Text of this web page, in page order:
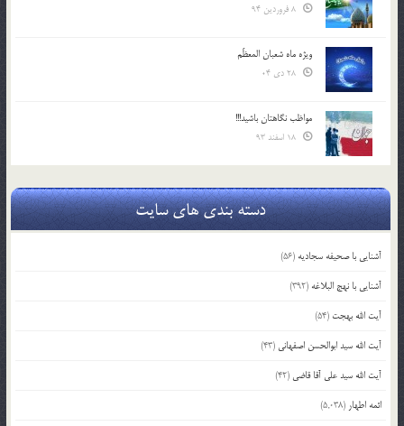
ویژه ماه شعبان المعظّم
مواظب نگاهتان باشید!!!
دسته بندی های سایت
آشنایی با صحیفه سجادیه (56)
آشنایی با نهج البلاغه (392)
آیت الله بهجت (54)
آیت الله سید ابوالحسن اصفهانی (43)
آیت الله سید علی آقا قاضی (42)
ائمه اطهار (5,038)